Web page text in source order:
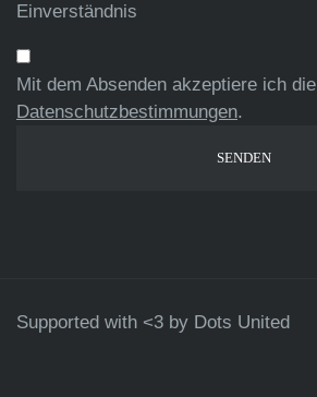
Einverständnis
Mit dem Absenden akzeptiere ich die
Datenschutzbestimmungen.
Supported with <3 by Dots United